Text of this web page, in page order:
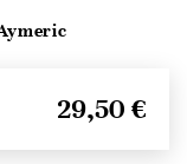
29,50 €